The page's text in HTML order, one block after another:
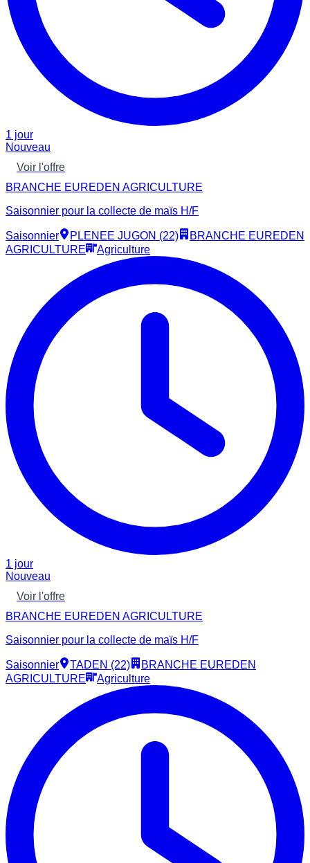
1 jour
Nouveau
Voir l'offre
BRANCHE EUREDEN AGRICULTURE
Saisonnier pour la collecte de maïs H/F
Saisonnier PLENEE JUGON (22)
BRANCHE EUREDEN
AGRICULTURE
Agriculture
1 jour
Nouveau
Voir l'offre
BRANCHE EUREDEN AGRICULTURE
Saisonnier pour la collecte de maïs H/F
Saisonnier TADEN (22)
BRANCHE EUREDEN
AGRICULTURE
Agriculture